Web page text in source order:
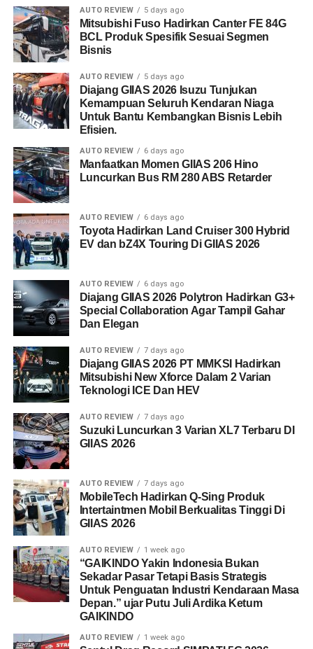
AUTO REVIEW 5 days ago
Mitsubishi Fuso Hadirkan Canter FE 84G
BCL Produk Spesifik Sesuai Segmen
Bisnis
AUTO REVIEW 5 days ago
Diajang GIIAS 2026 Isuzu Tunjukan
Kemampuan Seluruh Kendaran Niaga
Untuk Bantu Kembangkan Bisnis Lebih
Efisien.
AUTO REVIEW 6 days ago
Manfaatkan Momen GIIAS 206 Hino
Luncurkan Bus RM 280 ABS Retarder
AUTO REVIEW 6 days ago
Toyota Hadirkan Land Cruiser 300 Hybrid
EV dan bZ4X Touring Di GIIAS 2026
AUTO REVIEW 6 days ago
Diajang GIIAS 2026 Polytron Hadirkan G3+
Special Collaboration Agar Tampil Gahar
Dan Elegan
AUTO REVIEW 7 days ago
Diajang GIIAS 2026 PT MMKSI Hadirkan
Mitsubishi New Xforce Dalam 2 Varian
Teknologi ICE Dan HEV
AUTO REVIEW 7 days ago
Suzuki Luncurkan 3 Varian XL7 Terbaru DI
GIIAS 2026
AUTO REVIEW 7 days ago
MobileTech Hadirkan Q-Sing Produk
Intertaintmen Mobil Berkualitas Tinggi Di
GIIAS 2026
AUTO REVIEW 1 week ago
“GAIKINDO Yakin Indonesia Bukan
Sekadar Pasar Tetapi Basis Strategis
Untuk Penguatan Industri Kendaraan Masa
Depan.” ujar Putu Juli Ardika Ketum
GAIKINDO
AUTO REVIEW 1 week ago